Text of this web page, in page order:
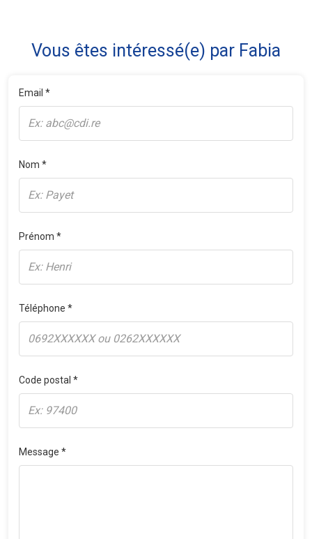
Vous êtes intéressé(e) par Fabia
Email *
Nom *
Prénom *
Téléphone *
Code postal *
Message *